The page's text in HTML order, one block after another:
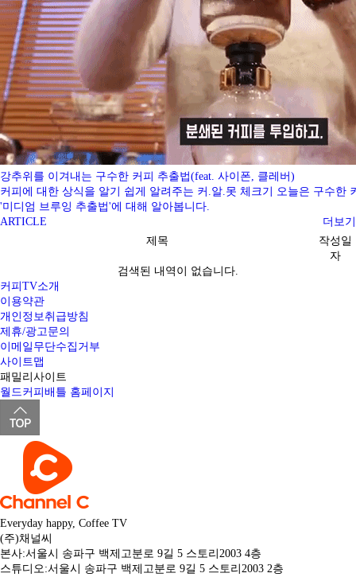
강추위를 이겨내는 구수한 커피 추출법(feat. 사이폰, 클레버)
커피에 대한 상식을 알기 쉽게 알려주는 커.알.못 체크기 오늘은 구수한
'미디엄 브루잉 추출법'에 대해 알아봅니다.
ARTICLE
더보기
제목
작성일
자
검색된 내역이 없습니다.
커피TV소개
이용약관
개인정보취급방침
제휴/광고문의
이메일무단수집거부
사이트맵
패밀리사이트
월드커피배틀 홈페이지
Everyday happy, Coffee TV
(주)채널씨
본사:서울시 송파구 백제고분로 9길 5 스토리2003 4층
스튜디오:서울시 송파구 백제고분로 9길 5 스토리2003 2층